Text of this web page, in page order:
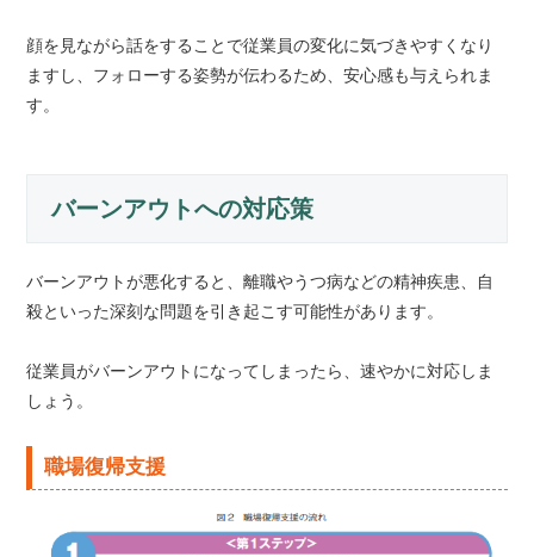
顔を見ながら話をすることで従業員の変化に気づきやすくなり
ますし、フォローする姿勢が伝わるため、安心感も与えられま
す。
バーンアウトへの対応策
バーンアウトが悪化すると、離職やうつ病などの精神疾患、自
殺といった深刻な問題を引き起こす可能性があります。
従業員がバーンアウトになってしまったら、速やかに対応しま
しょう。
職場復帰支援